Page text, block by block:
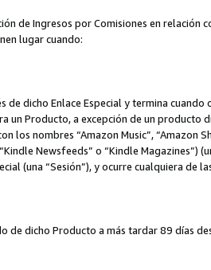
de Ingresos por Comisiones en relación
lugar cuando:
de dicho Enlace Especial y termina
un Producto, a excepción de un producto
nombres “Amazon Music”, “Amazon
Newsfeeds” o “Kindle Magazines”)
(una “Sesión”), y ocurre cualquiera de
dicho Producto a más tardar 89 días